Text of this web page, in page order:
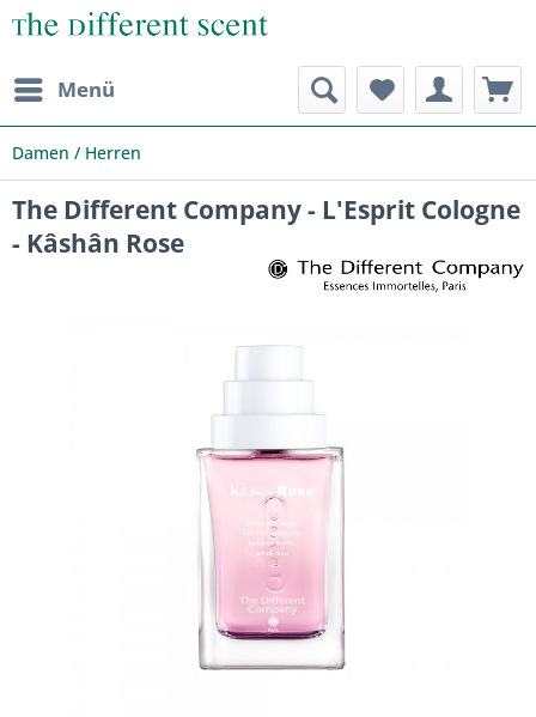
Menü
Damen / Herren
The Different Company - L'Esprit Cologne
- Kâshân Rose